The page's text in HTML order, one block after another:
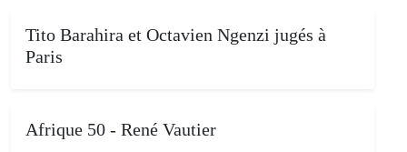
Tito Barahira et Octavien Ngenzi jugés à
Paris
Afrique 50 - René Vautier